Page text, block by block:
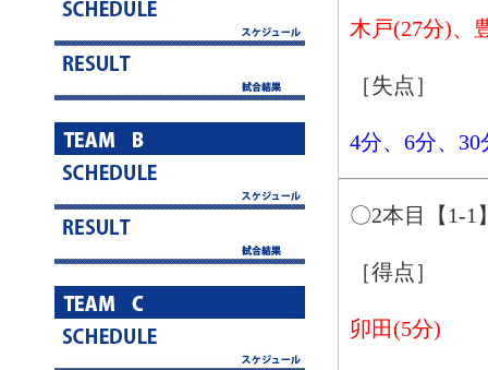
木戸(27分)、
［失点］
4分、6分、30
〇2本目【1-1
［得点］
卯田(5分)